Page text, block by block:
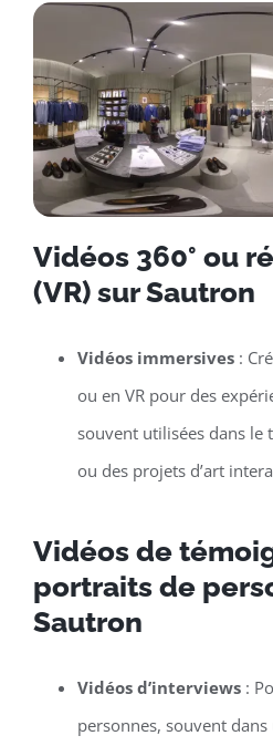
Vidéos 360° ou
(VR) sur Sautron
Vidéos immersives:
ou en VR pour des
souvent utilisées dans le
ou des projets d’art
Vidéos de
portraits de
Sautron
Vidéos d’interviews:
personnes, souvent